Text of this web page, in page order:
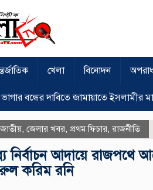
খেলা বিনোদন
বন্ধের দাবিতে জামায়াতে ইসলামীর
জাতীয় জেলার খবর প্রথম ফিচার রাজনীতি
নির্বাচন আদায়ে রাজপথে
করিম রনি